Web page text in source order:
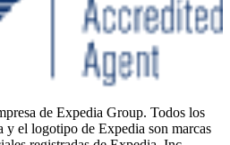
de Expedia Group. Todos los
y el logotipo de Expedia son marcas